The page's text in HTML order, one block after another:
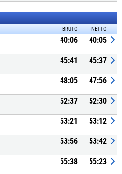
BRUTO NETTO
40:06 40:05
45:41 45:37
48:05 47:56
52:37 52:30
53:21 53:12
53:56 53:42
55:38 55:23